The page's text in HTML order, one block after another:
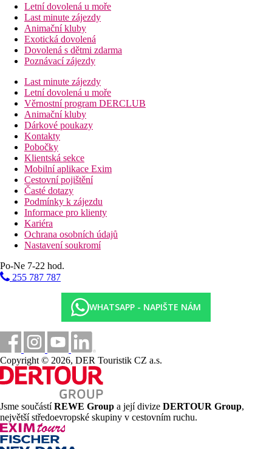
Letní dovolená u moře
Last minute zájezdy
Animační kluby
Exotická dovolená
Dovolená s dětmi zdarma
Poznávací zájezdy
Last minute zájezdy
Letní dovolená u moře
Věrnostní program DERCLUB
Animační kluby
Dárkové poukazy
Kontakty
Pobočky
Klientská sekce
Mobilní aplikace Exim
Cestovní pojištění
Časté dotazy
Podmínky k zájezdu
Informace pro klienty
Kariéra
Ochrana osobních údajů
Nastavení soukromí
Po-Ne 7-22 hod.
255 787 787
WHATSAPP - NAPIŠTE NÁM
Copyright © 2026, DER Touristik CZ a.s.
Jsme součástíREWE Group a její divize DERTOUR Group,
největší středoevropské skupiny v cestovním ruchu.